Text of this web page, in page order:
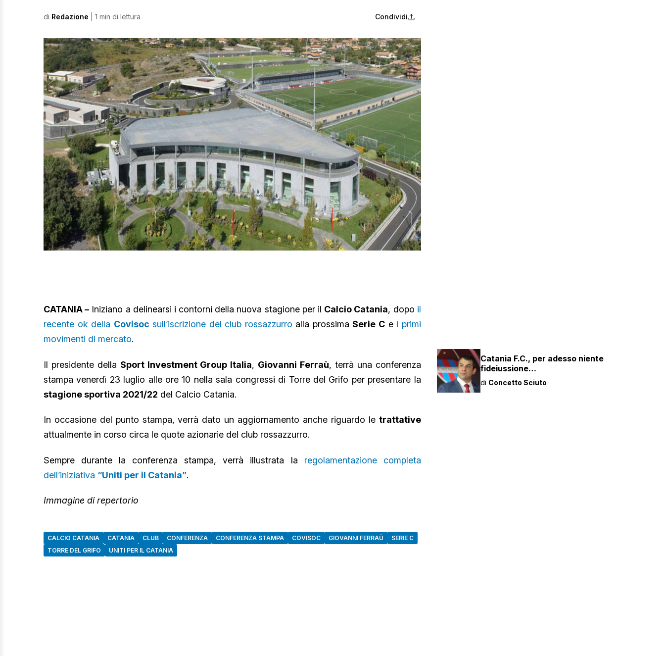
di Redazione | 1 min di lettura Condividi
CATANIA – Iniziano a delinearsi i contorni della nuova stagione per il Calcio Catania, dopo il
recente ok della Covisoc sull’iscrizione del club rossazzurro alla prossima Serie C e i primi
movimenti di mercato.
Il presidente della Sport Investment Group Italia, Giovanni Ferraù, terrà una conferenza
stampa venerdì 23 luglio alle ore 10 nella sala congressi di Torre del Grifo per presentare la
stagione sportiva 2021/22 del Calcio Catania.
In occasione del punto stampa, verrà dato un aggiornamento anche riguardo le trattative
attualmente in corso circa le quote azionarie del club rossazzurro.
Sempre durante la conferenza stampa, verrà illustrata la regolamentazione completa
dell’iniziativa “Uniti per il Catania”.
Immagine di repertorio
CALCIO CATANIA CATANIA CLUB CONFERENZA CONFERENZA STAMPA COVISOC GIOVANNI FERRAÙ
SERIE C
TORRE DEL GRIFO
UNITI PER IL CATANIA
Catania F.C., per adesso niente
fideiussione…
di Concetto Sciuto